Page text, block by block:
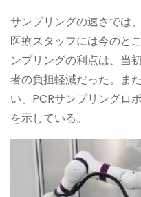
サンプリングの速さでは
医療スタッフには今のと
ンプリングの利点は、当
者の負担軽減だった。ま
い、PCRサンプリングロ
を示している。